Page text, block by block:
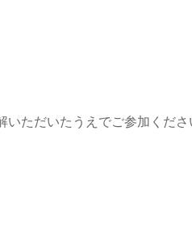
いただいたうえでご参加くださ